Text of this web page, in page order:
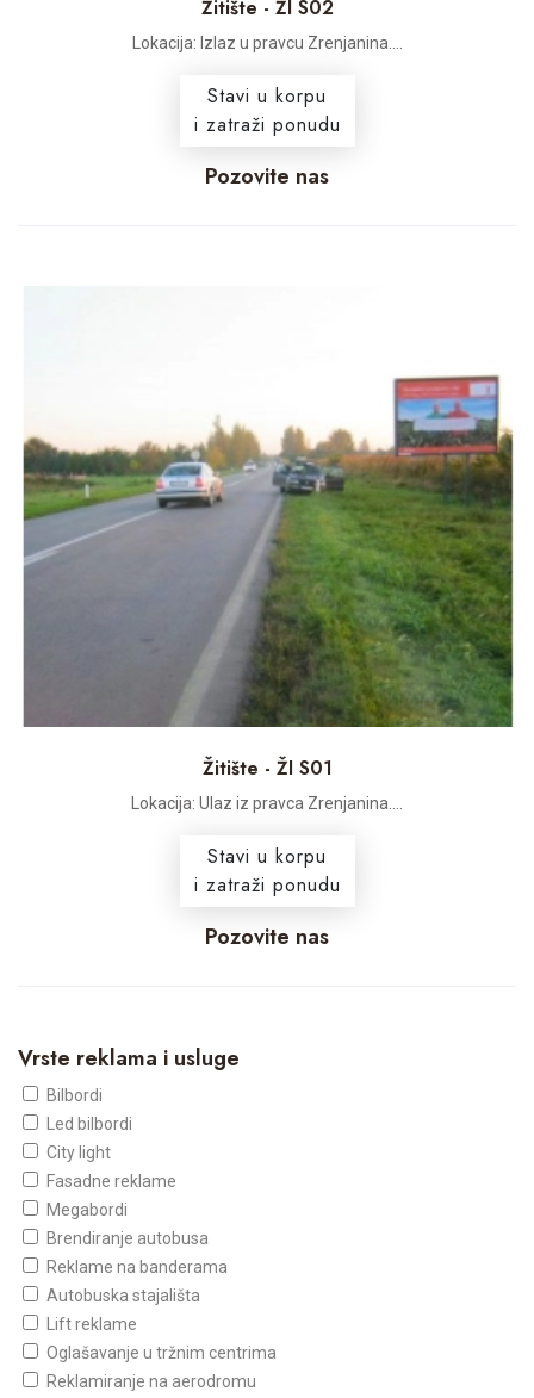
Žitište - ŽI S02
Lokacija: Izlaz u pravcu Zrenjanina....
Stavi u korpu
i zatraži ponudu
Pozovite nas
Žitište - ŽI S01
Lokacija: Ulaz iz pravca Zrenjanina....
Stavi u korpu
i zatraži ponudu
Pozovite nas
Vrste reklama i usluge
Bilbordi
Led bilbordi
City light
Fasadne reklame
Megabordi
Brendiranje autobusa
Reklame na banderama
Autobuska stajališta
Lift reklame
Oglašavanje u tržnim centrima
Reklamiranje na aerodromu